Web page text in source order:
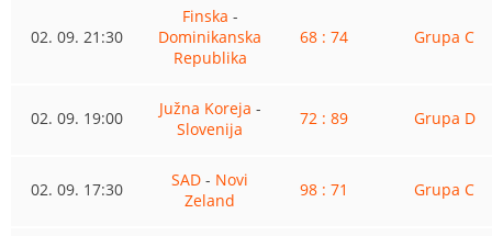
02. 09. 21:30
Finska -
Dominikanska
Republika
68 : 74 Grupa C
02. 09. 19:00 Južna Koreja -
Slovenija
72 : 89 Grupa D
02. 09. 17:30 SAD - Novi
Zeland
98 : 71 Grupa C